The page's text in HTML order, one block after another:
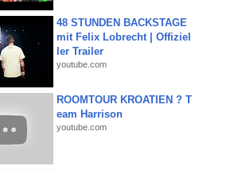
48 STUNDEN BACKSTAGE
mit Felix Lobrecht | Offiziel
ler Trailer
youtube.com
ROOMTOUR KROATIEN ? T
eam Harrison
youtube.com